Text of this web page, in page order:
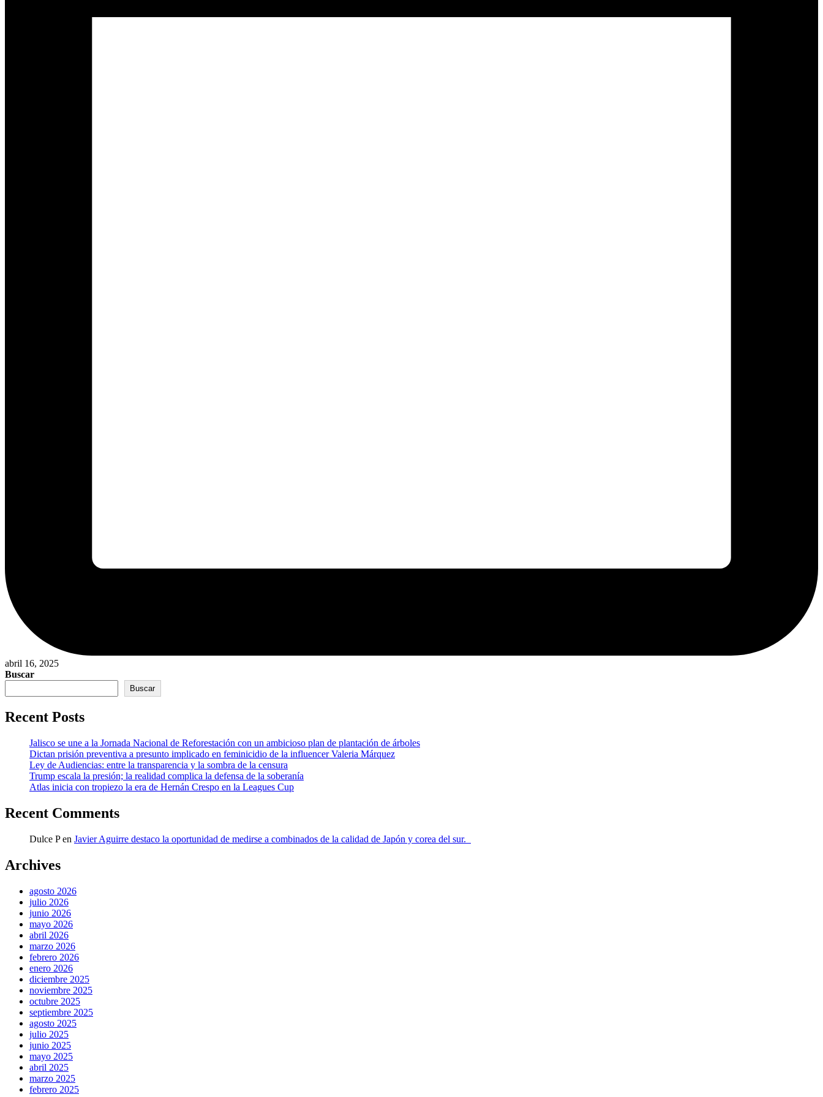
abril 16, 2025
Buscar
Buscar
Recent Posts
Jalisco se une a la Jornada Nacional de Reforestación con un ambicioso plan de plantación de árboles
Dictan prisión preventiva a presunto implicado en feminicidio de la influencer Valeria Márquez
Ley de Audiencias: entre la transparencia y la sombra de la censura
Trump escala la presión; la realidad complica la defensa de la soberanía
Atlas inicia con tropiezo la era de Hernán Crespo en la Leagues Cup
Recent Comments
Dulce Pen Javier Aguirre destaco la oportunidad de medirse a combinados de la calidad de Japón y corea del sur.
Archives
agosto 2026
julio 2026
junio 2026
mayo 2026
abril 2026
marzo 2026
febrero 2026
enero 2026
diciembre 2025
noviembre 2025
octubre 2025
septiembre 2025
agosto 2025
julio 2025
junio 2025
mayo 2025
abril 2025
marzo 2025
febrero 2025